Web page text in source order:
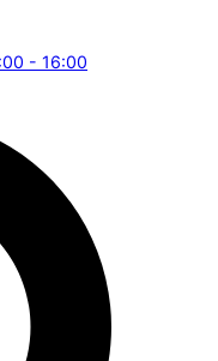
- 16:00